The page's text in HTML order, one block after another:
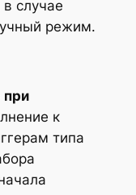
случае
режим.
при
к
типа